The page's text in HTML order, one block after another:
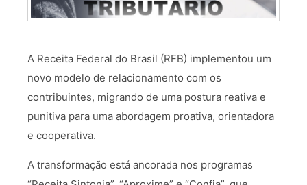
A Receita Federal do Brasil (RFB) implementou um
novo modelo de relacionamento com os
contribuintes, migrando de uma postura reativa e
punitiva para uma abordagem proativa, orientadora
e cooperativa.
A transformação está ancorada nos programas